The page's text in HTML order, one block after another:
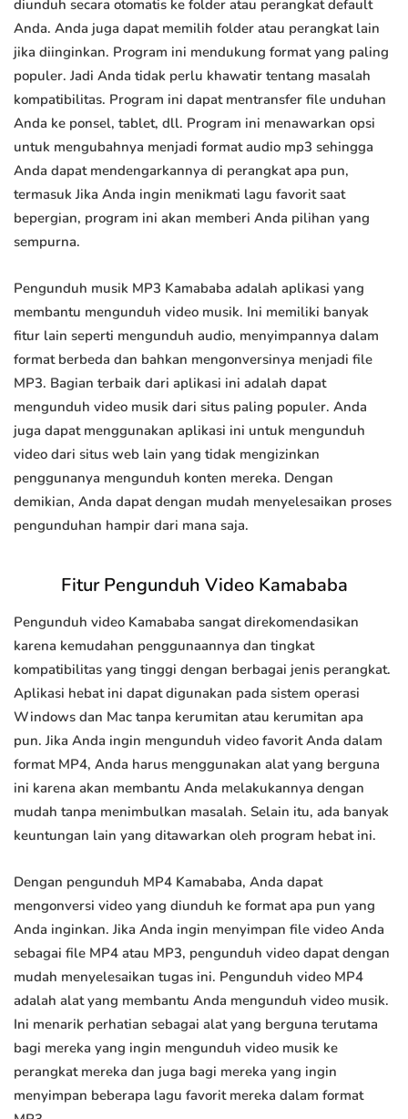
diunduh secara otomatis ke folder atau perangkat default
Anda. Anda juga dapat memilih folder atau perangkat lain
jika diinginkan. Program ini mendukung format yang paling
populer. Jadi Anda tidak perlu khawatir tentang masalah
kompatibilitas. Program ini dapat mentransfer file unduhan
Anda ke ponsel, tablet, dll. Program ini menawarkan opsi
untuk mengubahnya menjadi format audio mp3 sehingga
Anda dapat mendengarkannya di perangkat apa pun,
termasuk Jika Anda ingin menikmati lagu favorit saat
bepergian, program ini akan memberi Anda pilihan yang
sempurna.
Pengunduh musik MP3 Kamababa adalah aplikasi yang
membantu mengunduh video musik. Ini memiliki banyak
fitur lain seperti mengunduh audio, menyimpannya dalam
format berbeda dan bahkan mengonversinya menjadi file
MP3. Bagian terbaik dari aplikasi ini adalah dapat
mengunduh video musik dari situs paling populer. Anda
juga dapat menggunakan aplikasi ini untuk mengunduh
video dari situs web lain yang tidak mengizinkan
penggunanya mengunduh konten mereka. Dengan
demikian, Anda dapat dengan mudah menyelesaikan proses
pengunduhan hampir dari mana saja.
Fitur Pengunduh Video Kamababa
Pengunduh video Kamababa sangat direkomendasikan
karena kemudahan penggunaannya dan tingkat
kompatibilitas yang tinggi dengan berbagai jenis perangkat.
Aplikasi hebat ini dapat digunakan pada sistem operasi
Windows dan Mac tanpa kerumitan atau kerumitan apa
pun. Jika Anda ingin mengunduh video favorit Anda dalam
format MP4, Anda harus menggunakan alat yang berguna
ini karena akan membantu Anda melakukannya dengan
mudah tanpa menimbulkan masalah. Selain itu, ada banyak
keuntungan lain yang ditawarkan oleh program hebat ini.
Dengan pengunduh MP4 Kamababa, Anda dapat
mengonversi video yang diunduh ke format apa pun yang
Anda inginkan. Jika Anda ingin menyimpan file video Anda
sebagai file MP4 atau MP3, pengunduh video dapat dengan
mudah menyelesaikan tugas ini. Pengunduh video MP4
adalah alat yang membantu Anda mengunduh video musik.
Ini menarik perhatian sebagai alat yang berguna terutama
bagi mereka yang ingin mengunduh video musik ke
perangkat mereka dan juga bagi mereka yang ingin
menyimpan beberapa lagu favorit mereka dalam format